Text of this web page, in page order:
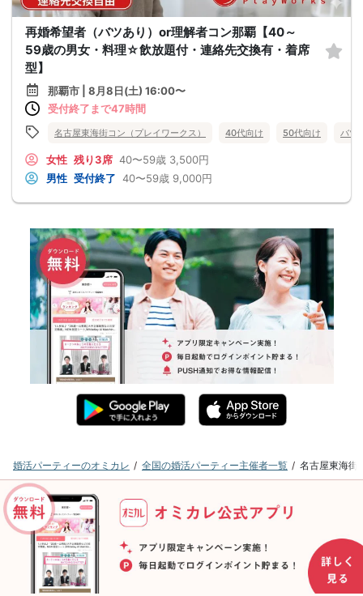
再婚希望者（バツあり）or理解者コン那覇【40～
59歳の男女・料理☆飲放題付・連絡先交換有・着席
型】
那覇市 | 8月8日(土) 16:00〜
受付終了まで47時間
名古屋東海街コン（プレイワークス） 40代向け 50代向け バツ
女性 残り3席 40〜59歳 3,500円
男性 受付終了 40〜59歳 9,000円
婚活パーティーのオミカレ 全国の婚活パーティー主催者一覧 名古屋東海街